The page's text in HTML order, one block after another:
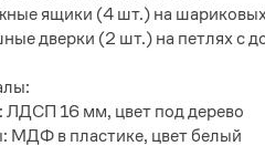
ящики (4 шт.) на
дверки (2 шт.) на петлях с
ЛДСП 16 мм, цвет под дерево
МДФ в пластике, цвет белый